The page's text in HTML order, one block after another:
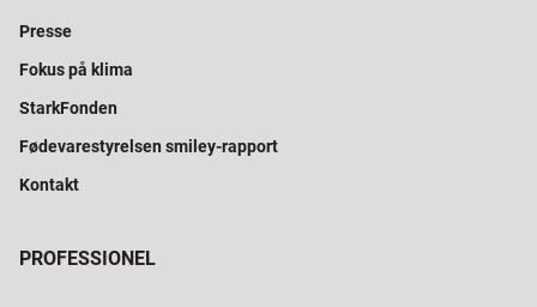
Presse
Fokus på klima
StarkFonden
Fødevarestyrelsen smiley-rapport
Kontakt
PROFESSIONEL